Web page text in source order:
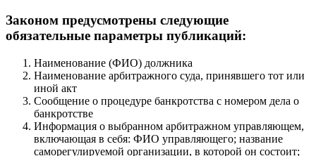
Законом предусмотрены следующие
обязательные параметры публикаций:
Наименование (ФИО) должника
Наименование арбитражного суда, принявшего тот или
иной акт
Сообщение о процедуре банкротства с номером дела о
банкротстве
Информация о выбранном арбитражном управляющем,
включающая в себя: ФИО управляющего; название
саморегулируемой организации, в которой он состоит;